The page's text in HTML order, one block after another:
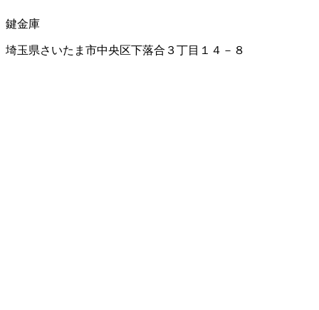
鍵金庫
埼玉県さいたま市中央区下落合３丁目１４－８